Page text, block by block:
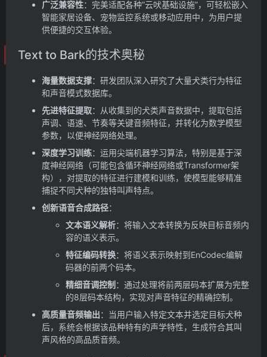
广泛兼容性：完美适配各种”云吠基础设施”，可轻松嵌入
智能家居设备、宠物监控系统或移动应用中，为用户提
供便捷的交互体验。
Text to Bark的技术奥秘
海量数据支撑：研发团队深入研究了大量犬类行为特征
和声音模式数据库。
先进特征提取：从收集到的犬类声音数据中，提取包括
声调、语速、节奏等关键音频特征，并转化为数学模型
参数，以便神经网络处理。
深度学习训练：运用尖端机器学习算法，特别是基于深
度神经网络（可能包含循环神经网络或Transformer架
构），对提取的特征进行建模和训练，使模型能够精准
捕捉不同犬种的独特叫声特点。
创新语音合成路径：
文本语义解析：将输入文本转换为反映目标音频内
容的语义表示。
特征编码转换：将语义表示映射到EnCodec编解
码器的前两个码本。
精细音调控制 ：通过处理将前两层码本扩展为完整
的8层码本结构，实现对声音特征的精确控制。
高质量音频输出：当用户输入特定文本并选定目标犬种
后，系统会根据该品种特有的声学特性，生成符合其叫
声风格的高品质音频。